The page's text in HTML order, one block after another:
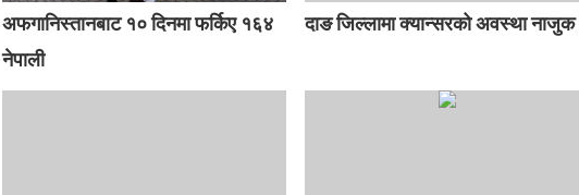
अफगानिस्तानबाट १० दिनमा फर्किए १६४
नेपाली
दाङ जिल्लामा क्यान्सरको अवस्था नाजुक